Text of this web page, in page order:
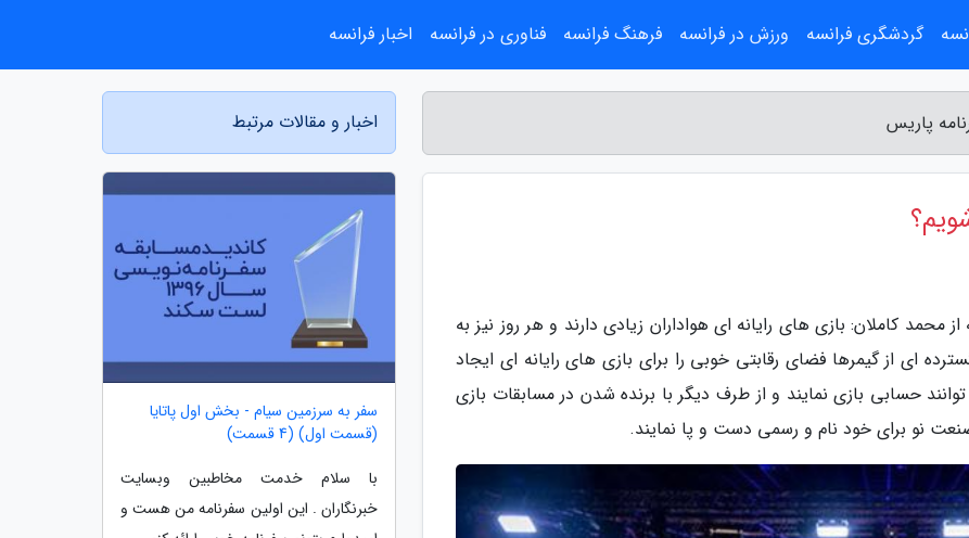
پاریس
محمد کاملان: بازی های رایانه ای هواداران زیادی دارند و هر روز نیز به
ای از گیمرها فضای رقابتی خوبی را برای بازی های رایانه ای ایجاد
حسابی بازی نمایند و از طرف دیگر با برنده شدن در مسابقات بازی
نو برای خود نام و رسمی دست و پا نمایند.
اخبار و مقالات مرتبط
سفر به سرزمین سیام - بخش اول پاتایا
(قسمت اول) (4 قسمت)
با سلام خدمت مخاطبین وبسایت
خبرنگاران . این اولین سفرنامه من هست و
گردشگری فرانسه ورزش در فرانسه فرهنگ فرانسه فناوری در فرانسه اخبار فرانسه